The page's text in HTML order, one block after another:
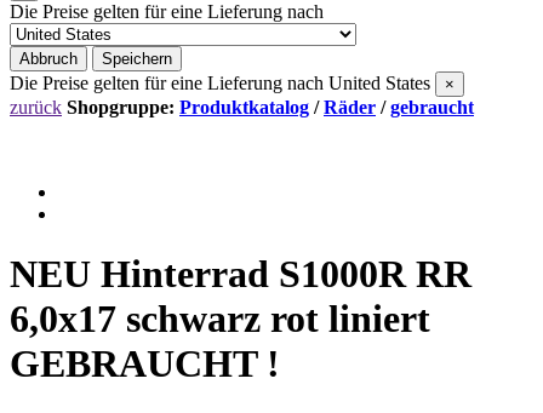
Die Preise gelten für eine Lieferung nach
Abbruch Speichern
Die Preise gelten für eine Lieferung nach United States ×
zurück Shopgruppe: Produktkatalog /Räder /gebraucht
NEU Hinterrad S1000R RR
6,0x17 schwarz rot liniert
GEBRAUCHT !